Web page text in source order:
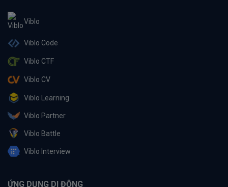
Viblo
Viblo Code
Viblo CTF
Viblo CV
Viblo Learning
Viblo Partner
Viblo Battle
Viblo Interview
ỨNG DỤNG DI ĐỘNG